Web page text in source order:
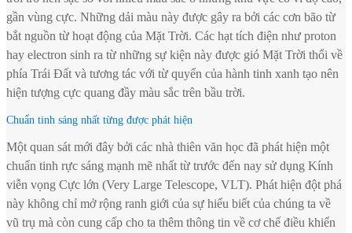
gần vùng cực. Những dải màu này được gây ra bởi các cơn bão từ
bắt nguồn từ hoạt động của Mặt Trời. Các hạt tích điện như proton
hay electron sinh ra từ những sự kiện này được gió Mặt Trời thổi về
phía Trái Đất và tương tác với từ quyển của hành tinh xanh tạo nên
hiện tượng cực quang đầy màu sắc trên bầu trời.
Chuẩn tinh sáng nhất từng được phát hiện
Một quan sát mới đây bởi các nhà thiên văn học đã phát hiện một
chuẩn tinh rực sáng mạnh mẽ nhất từ trước đến nay sử dụng Kính
viễn vọng Cực lớn (Very Large Telescope, VLT). Phát hiện đột phá
này không chỉ mở rộng ranh giới của sự hiểu biết của chúng ta về
vũ trụ mà còn cung cấp cho ta thêm thông tin về cơ chế điều khiển